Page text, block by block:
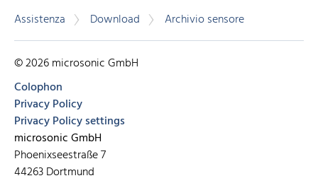
Assistenza Download Archivio sensore
© 2026 microsonic GmbH
Colophon
Privacy Policy
Privacy Policy settings
microsonic GmbH
Phoenixseestraße 7
44263 Dortmund